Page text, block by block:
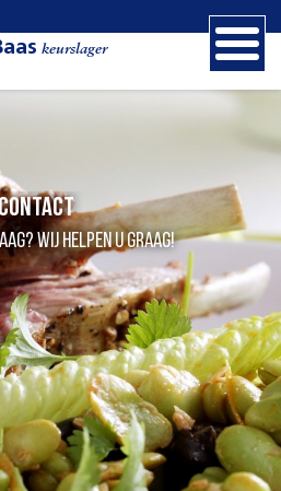
keurslager
Wij helpen u graag!